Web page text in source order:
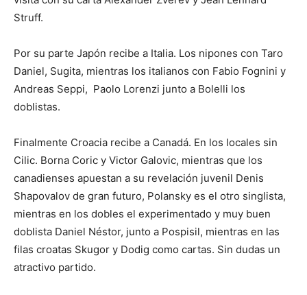
Struff.
Por su parte Japón recibe a Italia. Los nipones con Taro
Daniel, Sugita, mientras los italianos con Fabio Fognini y
Andreas Seppi, Paolo Lorenzi junto a Bolelli los
doblistas.
Finalmente Croacia recibe a Canadá. En los locales sin
Cilic. Borna Coric y Victor Galovic, mientras que los
canadienses apuestan a su revelación juvenil Denis
Shapovalov de gran futuro, Polansky es el otro singlista,
mientras en los dobles el experimentado y muy buen
doblista Daniel Néstor, junto a Pospisil, mientras en las
filas croatas Skugor y Dodig como cartas. Sin dudas un
atractivo partido.